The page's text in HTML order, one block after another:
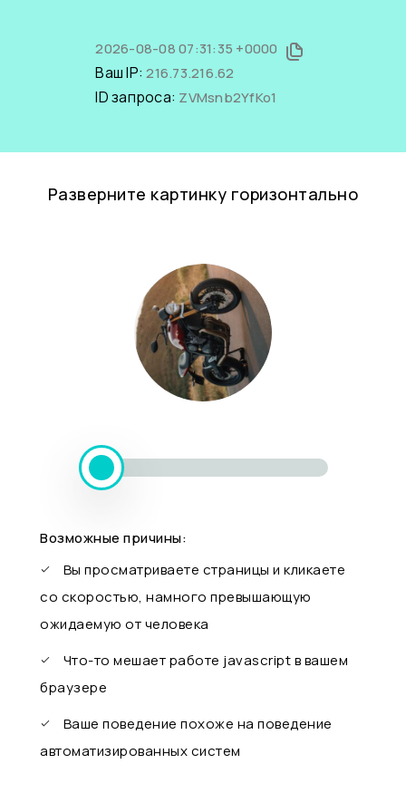
2026-08-08 07:31:35 +0000
Ваш IP:216.73.216.62
ID запроса: ZVMsnb2YfKo1
Разверните картинку горизонтально
Возможные причины:
Вы просматриваете страницы и кликаете
со скоростью, намного превышающую
ожидаемую от человека
Что-то мешает работе javascript в вашем
браузере
Ваше поведение похоже на поведение
автоматизированных систем